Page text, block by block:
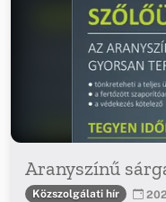
Aranyszínű
Közszolgálati hír